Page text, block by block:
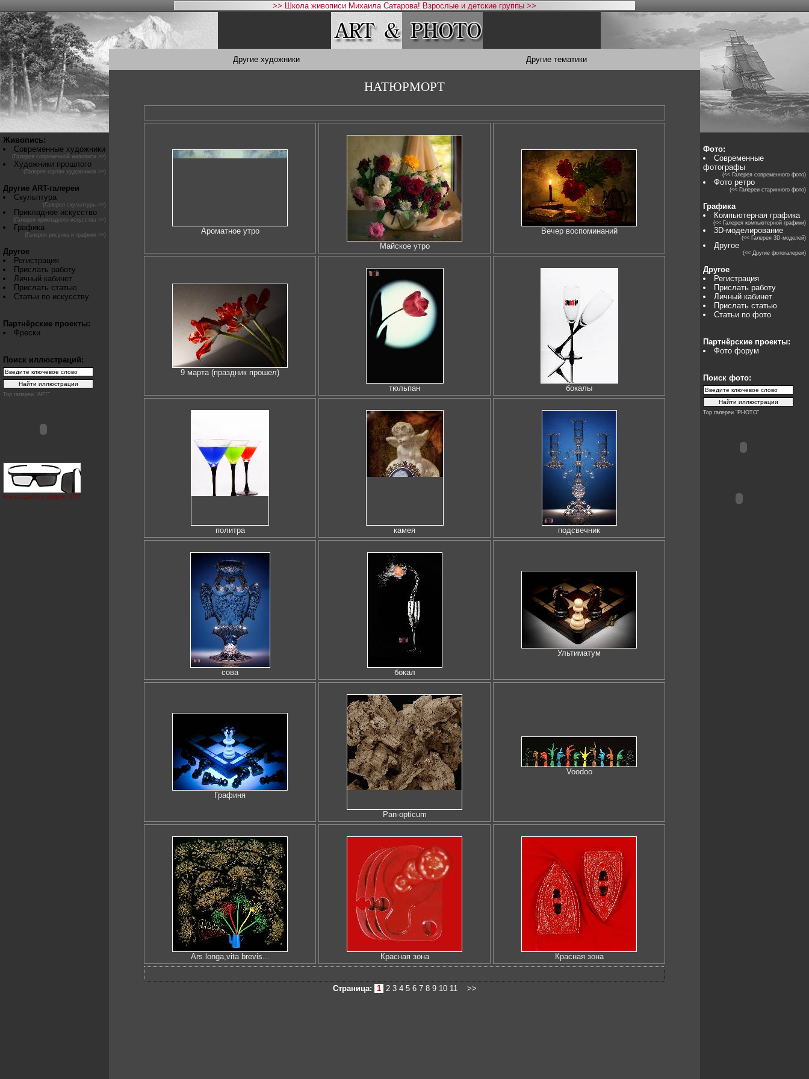
>> Школа живописи Михаила Сатарова! Взрослые и детские группы >>
Живопись:
Современные художники
(Галерея современной живописи >>)
Художники прошлого
(Галерея картин художников >>)
Другие ART-галереи
Скульптура
(Галерея скульптуры >>)
Прикладное искусство
(Галерея прикладного искусства >>)
Графика
(Галерея рисунка и графики >>)
Другое
Регистрация
Прислать работу
Личный кабинет
Прислать статью
Статьи по искусству
Партнёрские проекты:
Фрески
Поиск иллюстраций:
Top галереи "АРТ"
Как создаётся эффект 3D?
Другие художники Другие тематики
НАТЮРМОРТ
Ароматное утро
Майское утро
Вечер воспоминаний
9 марта (праздник прошел)
тюльпан
бокалы
политра камея подсвечник
сова бокал
Ультиматум
Графиня
Pan-opticum
Voodoo
Ars longa,vita brevis... Красная зона Красная зона
Страница: 1 2 3 4 5 6 7 8 9 10 11 >>
Фото:
Современные
фотографы
(<< Галерея современного фото)
Фото ретро
(<< Галереи старинного фото)
Графика
Компьютерная графика
(<< Галерея компьютерной графики)
3D-моделирование
(<< Галерея 3D-моделей)
Другое
(<< Другие фотогалереи)
Другое
Регистрация
Прислать работу
Личный кабинет
Прислать статью
Статьи по фото
Партнёрские проекты:
Фото форум
Поиск фото:
Top галереи "PHOTO"